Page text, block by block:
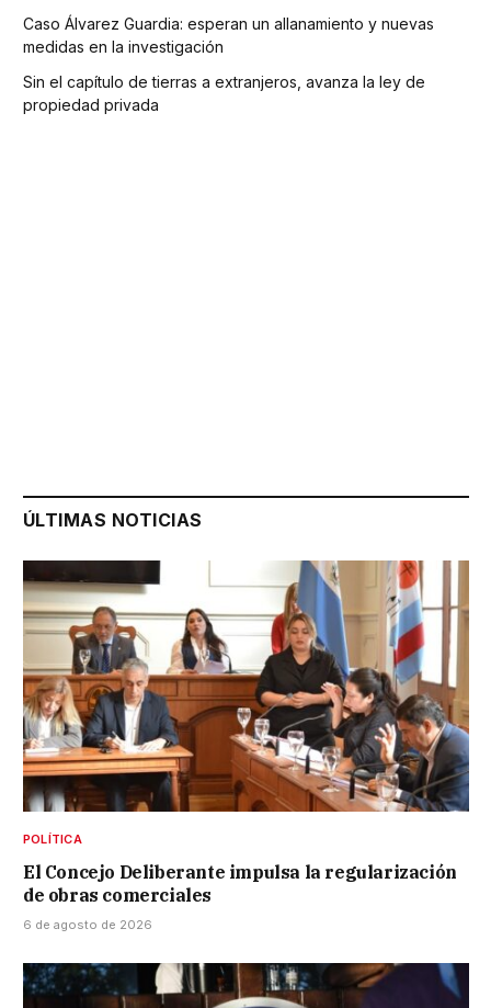
Caso Álvarez Guardia: esperan un allanamiento y nuevas
medidas en la investigación
Sin el capítulo de tierras a extranjeros, avanza la ley de
propiedad privada
ÚLTIMAS NOTICIAS
POLÍTICA
El Concejo Deliberante impulsa la regularización
de obras comerciales
6 de agosto de 2026